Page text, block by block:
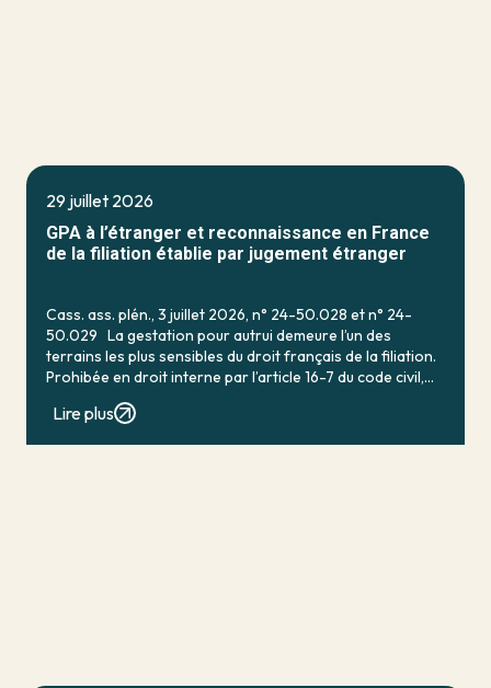
29 juillet 2026
GPA à l’étranger et reconnaissance en France
de la filiation établie par jugement étranger
Cass. ass. plén., 3 juillet 2026, n° 24-50.028 et n° 24-
50.029 La gestation pour autrui demeure l’un des
terrains les plus sensibles du droit français de la filiation.
Prohibée en droit interne par l’article 16-7 du code civil,
Lire plus